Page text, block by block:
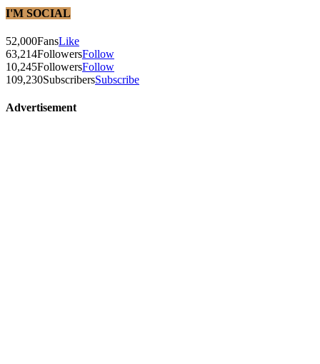
I'M SOCIAL
52,000FansLike
63,214FollowersFollow
10,245FollowersFollow
109,230SubscribersSubscribe
Advertisement